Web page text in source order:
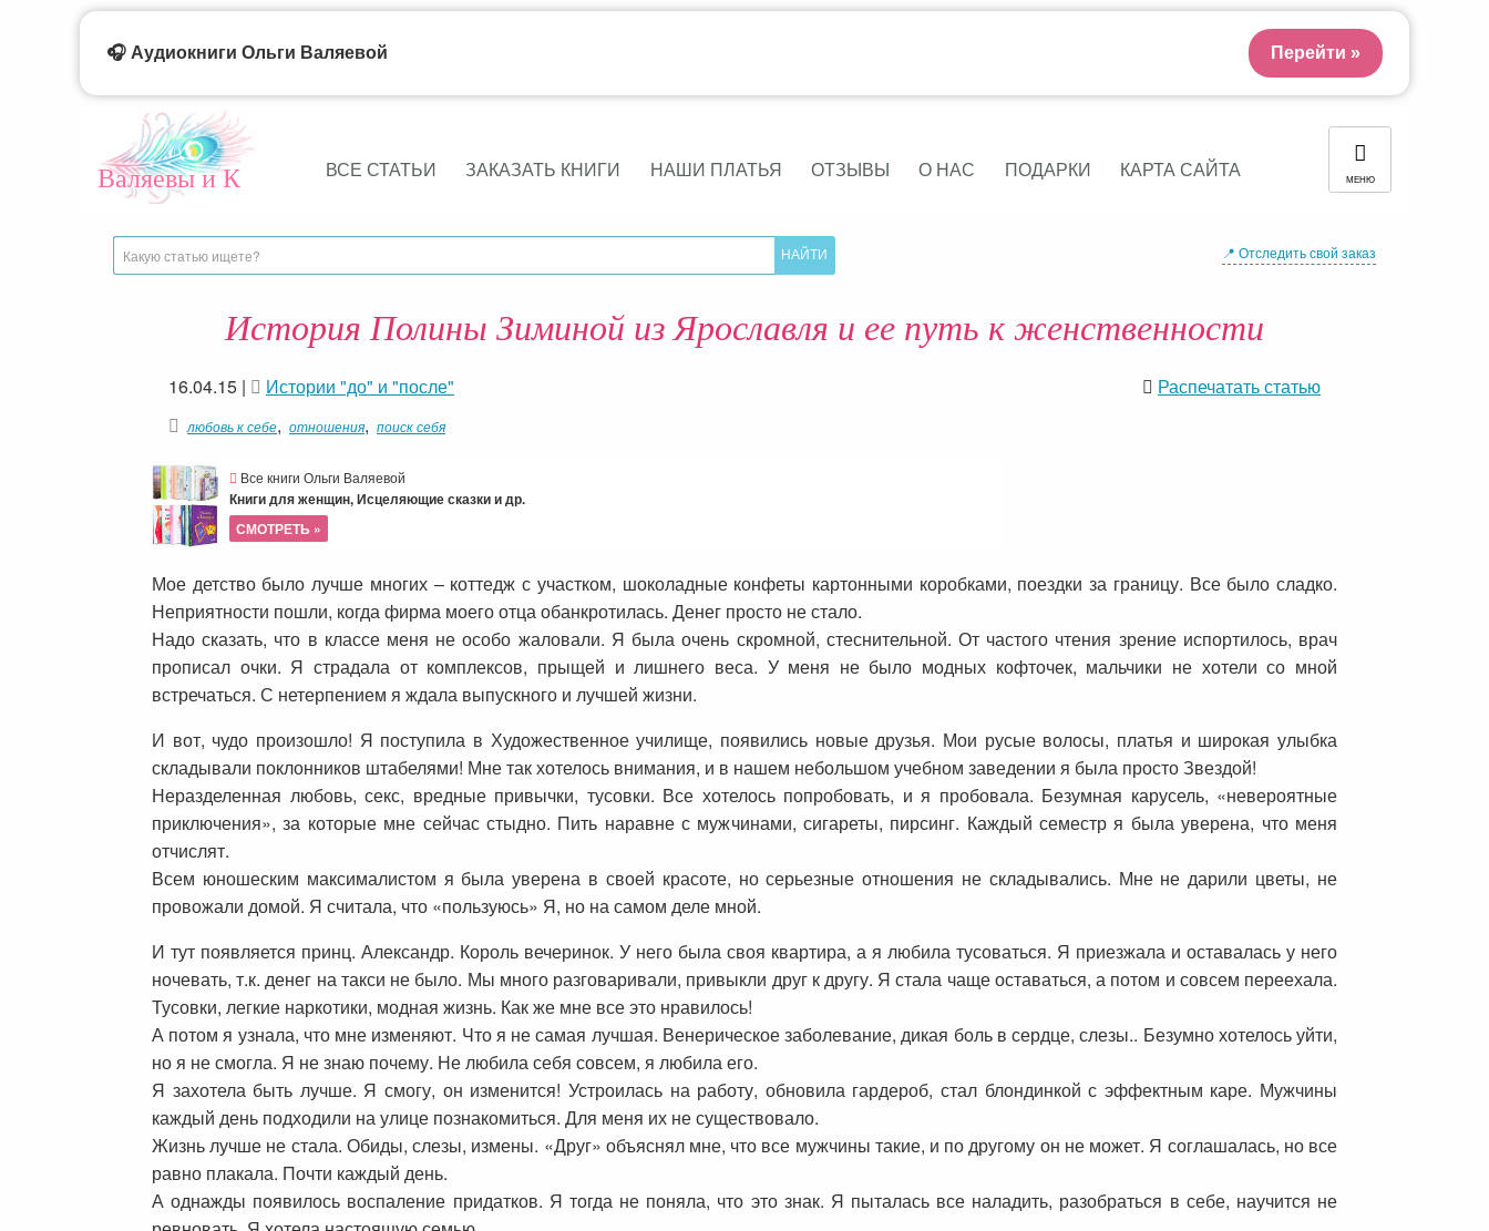
Валяевы и К ВСЕ СТАТЬИ ЗАКАЗАТЬ КНИГИ НАШИ ПЛАТЬЯ ОТЗЫВЫ О НАС ПОДАРКИ КАРТА САЙТА МЕНЮ
📍 Отследить свой заказ
История Полины Зиминой из Ярославля и ее путь к женственности
16.04.15 | Истории "до" и "после"
любовь к себе, отношения, поиск себя
Распечатать статью
Все книги Ольги Валяевой
Книги для женщин, Исцеляющие сказки и др.
СМОТРЕТЬ »
Мое детство было лучше многих – коттедж с участком, шоколадные конфеты картонными коробками, поездки за границу. Все было сладко.
Неприятности пошли, когда фирма моего отца обанкротилась. Денег просто не стало.
Надо сказать, что в классе меня не особо жаловали. Я была очень скромной, стеснительной. От частого чтения зрение испортилось, врач
прописал очки. Я страдала от комплексов, прыщей и лишнего веса. У меня не было модных кофточек, мальчики не хотели со мной
встречаться. С нетерпением я ждала выпускного и лучшей жизни.
И вот, чудо произошло! Я поступила в Художественное училище, появились новые друзья. Мои русые волосы, платья и широкая улыбка
складывали поклонников штабелями! Мне так хотелось внимания, и в нашем небольшом учебном заведении я была просто Звездой!
Неразделенная любовь, секс, вредные привычки, тусовки. Все хотелось попробовать, и я пробовала. Безумная карусель, «невероятные
приключения», за которые мне сейчас стыдно. Пить наравне с мужчинами, сигареты, пирсинг. Каждый семестр я была уверена, что меня
отчислят.
Всем юношеским максималистом я была уверена в своей красоте, но серьезные отношения не складывались. Мне не дарили цветы, не
провожали домой. Я считала, что «пользуюсь» Я, но на самом деле мной.
И тут появляется принц. Александр. Король вечеринок. У него была своя квартира, а я любила тусоваться. Я приезжала и оставалась у него
ночевать, т.к. денег на такси не было. Мы много разговаривали, привыкли друг к другу. Я стала чаще оставаться, а потом и совсем переехала.
Тусовки, легкие наркотики, модная жизнь. Как же мне все это нравилось!
А потом я узнала, что мне изменяют. Что я не самая лучшая. Венерическое заболевание, дикая боль в сердце, слезы.. Безумно хотелось уйти,
но я не смогла. Я не знаю почему. Не любила себя совсем, я любила его.
Я захотела быть лучше. Я смогу, он изменится! Устроилась на работу, обновила гардероб, стал блондинкой с эффектным каре. Мужчины
каждый день подходили на улице познакомиться. Для меня их не существовало.
Жизнь лучше не стала. Обиды, слезы, измены. «Друг» объяснял мне, что все мужчины такие, и по другому он не может. Я соглашалась, но все
равно плакала. Почти каждый день.
А однажды появилось воспаление придатков. Я тогда не поняла, что это знак. Я пыталась все наладить, разобраться в себе, научится не
🎧 Аудиокниги Ольги Валяевой Перейти »